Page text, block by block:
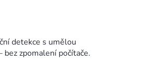
detekce s umělou
zpomalení počítače.